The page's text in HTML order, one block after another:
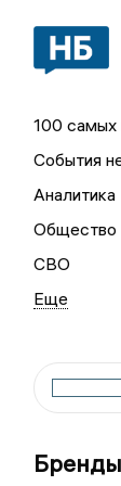
100 самых
События
Аналитика
Общество
СВО